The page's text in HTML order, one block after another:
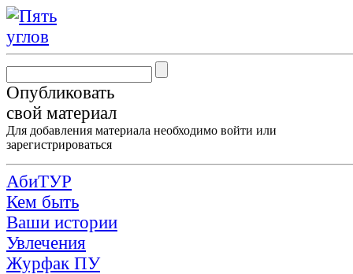
Опубликовать
свой материал
Для добавления материала необходимо войти или
зарегистрироваться
АбиТУР
Кем быть
Ваши истории
Увлечения
Журфак ПУ